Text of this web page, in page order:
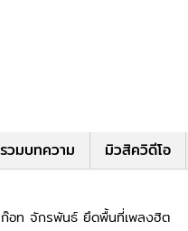
รวมบทความ มิวสิควิดีโอ
อท จักรพันธ์ ยึดพื้นที่เพลงฮิต